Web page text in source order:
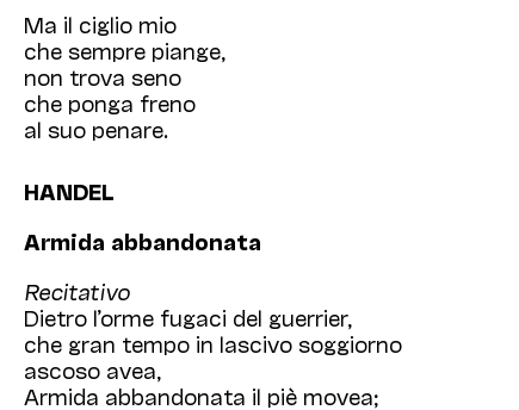
Ma il ciglio mio
che sempre piange,
non trova seno
che ponga freno
al suo penare.
HANDEL
Armida abbandonata
Recitativo
Dietro l’orme fugaci del guerrier,
che gran tempo in lascivo soggiorno
ascoso avea,
Armida abbandonata il piè movea;